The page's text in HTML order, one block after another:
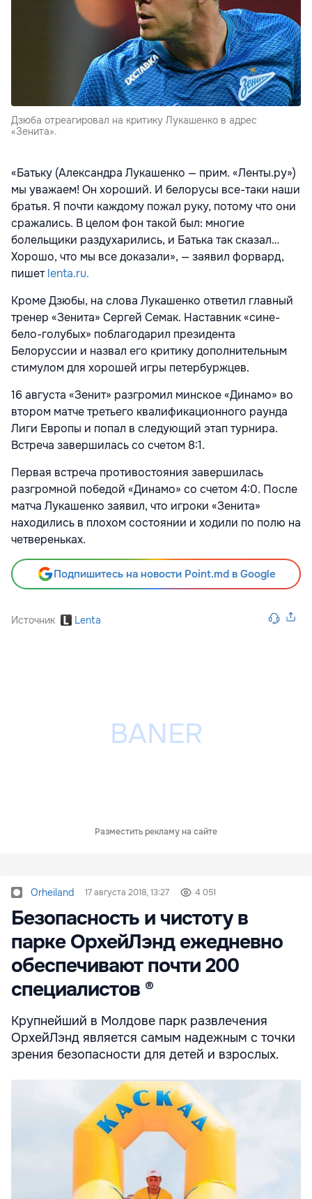
Дзюба отреагировал на критику Лукашенко в адрес
«Зенита».
«Батьку (Александра Лукашенко — прим. «Ленты.ру»)
мы уважаем! Он хороший. И белорусы все-таки наши
братья. Я почти каждому пожал руку, потому что они
сражались. В целом фон такой был: многие
болельщики раздухарились, и Батька так сказал…
Хорошо, что мы все доказали», — заявил форвард,
пишетlenta.ru.
Кроме Дзюбы, на слова Лукашенко ответил главный
тренер «Зенита» Сергей Семак. Наставник «сине-
бело-голубых» поблагодарил президента
Белоруссии и назвал его критику дополнительным
стимулом для хорошей игры петербуржцев.
16 августа «Зенит» разгромил минское «Динамо» во
втором матче третьего квалификационного раунда
Лиги Европы и попал в следующий этап турнира.
Встреча завершилась со счетом 8:1.
Первая встреча противостояния завершилась
разгромной победой «Динамо» со счетом 4:0. После
матча Лукашенко заявил, что игроки «Зенита»
находились в плохом состоянии и ходили по полю на
четвереньках.
Подпишитесь на новости Point.md в Google
Источник Lenta
Разместить рекламу на сайте
Orheiland 17 августа 2018, 13:27 4 051
Безопасность и чистоту в
парке ОрхейЛэнд ежедневно
обеспечивают почти 200
специалистов ®
Крупнейший в Молдове парк развлечения
ОрхейЛэнд является самым надежным с точки
зрения безопасности для детей и взрослых.